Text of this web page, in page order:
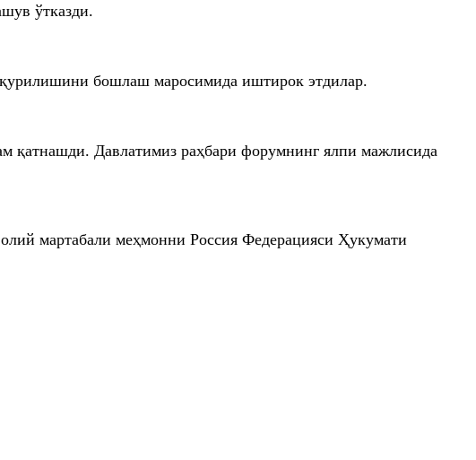
ўтказди.
қурилишини бошлаш маросимида иштирок этдилар.
қатнашди. Давлатимиз раҳбари форумнинг ялпи мажлисида
мартабали меҳмонни Россия Федерацияси Ҳукумати